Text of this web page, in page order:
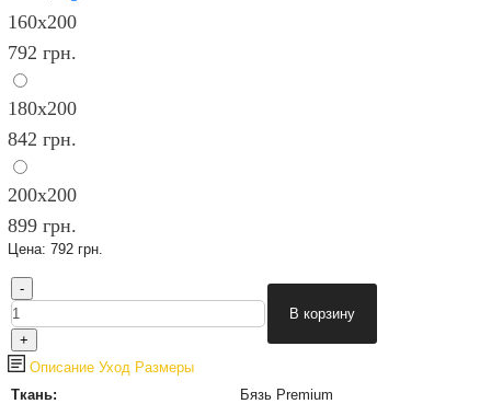
160х200
792 грн.
180х200
842 грн.
200х200
899 грн.
Цена: 792 грн.
Описание Уход Размеры
Ткань:
Бязь Premium